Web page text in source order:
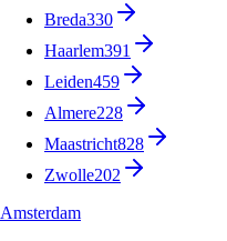
Breda330
Haarlem391
Leiden459
Almere228
Maastricht828
Zwolle202
Amsterdam